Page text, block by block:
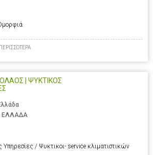
ΠΕΡΙΣΣΟΤΕΡΑ
| ΨΥΚΤΙΚΟΣ
ΕΛΛΑΔΑ
Υπηρεσίες / Ψυκτικοι- service κλιματιστικών